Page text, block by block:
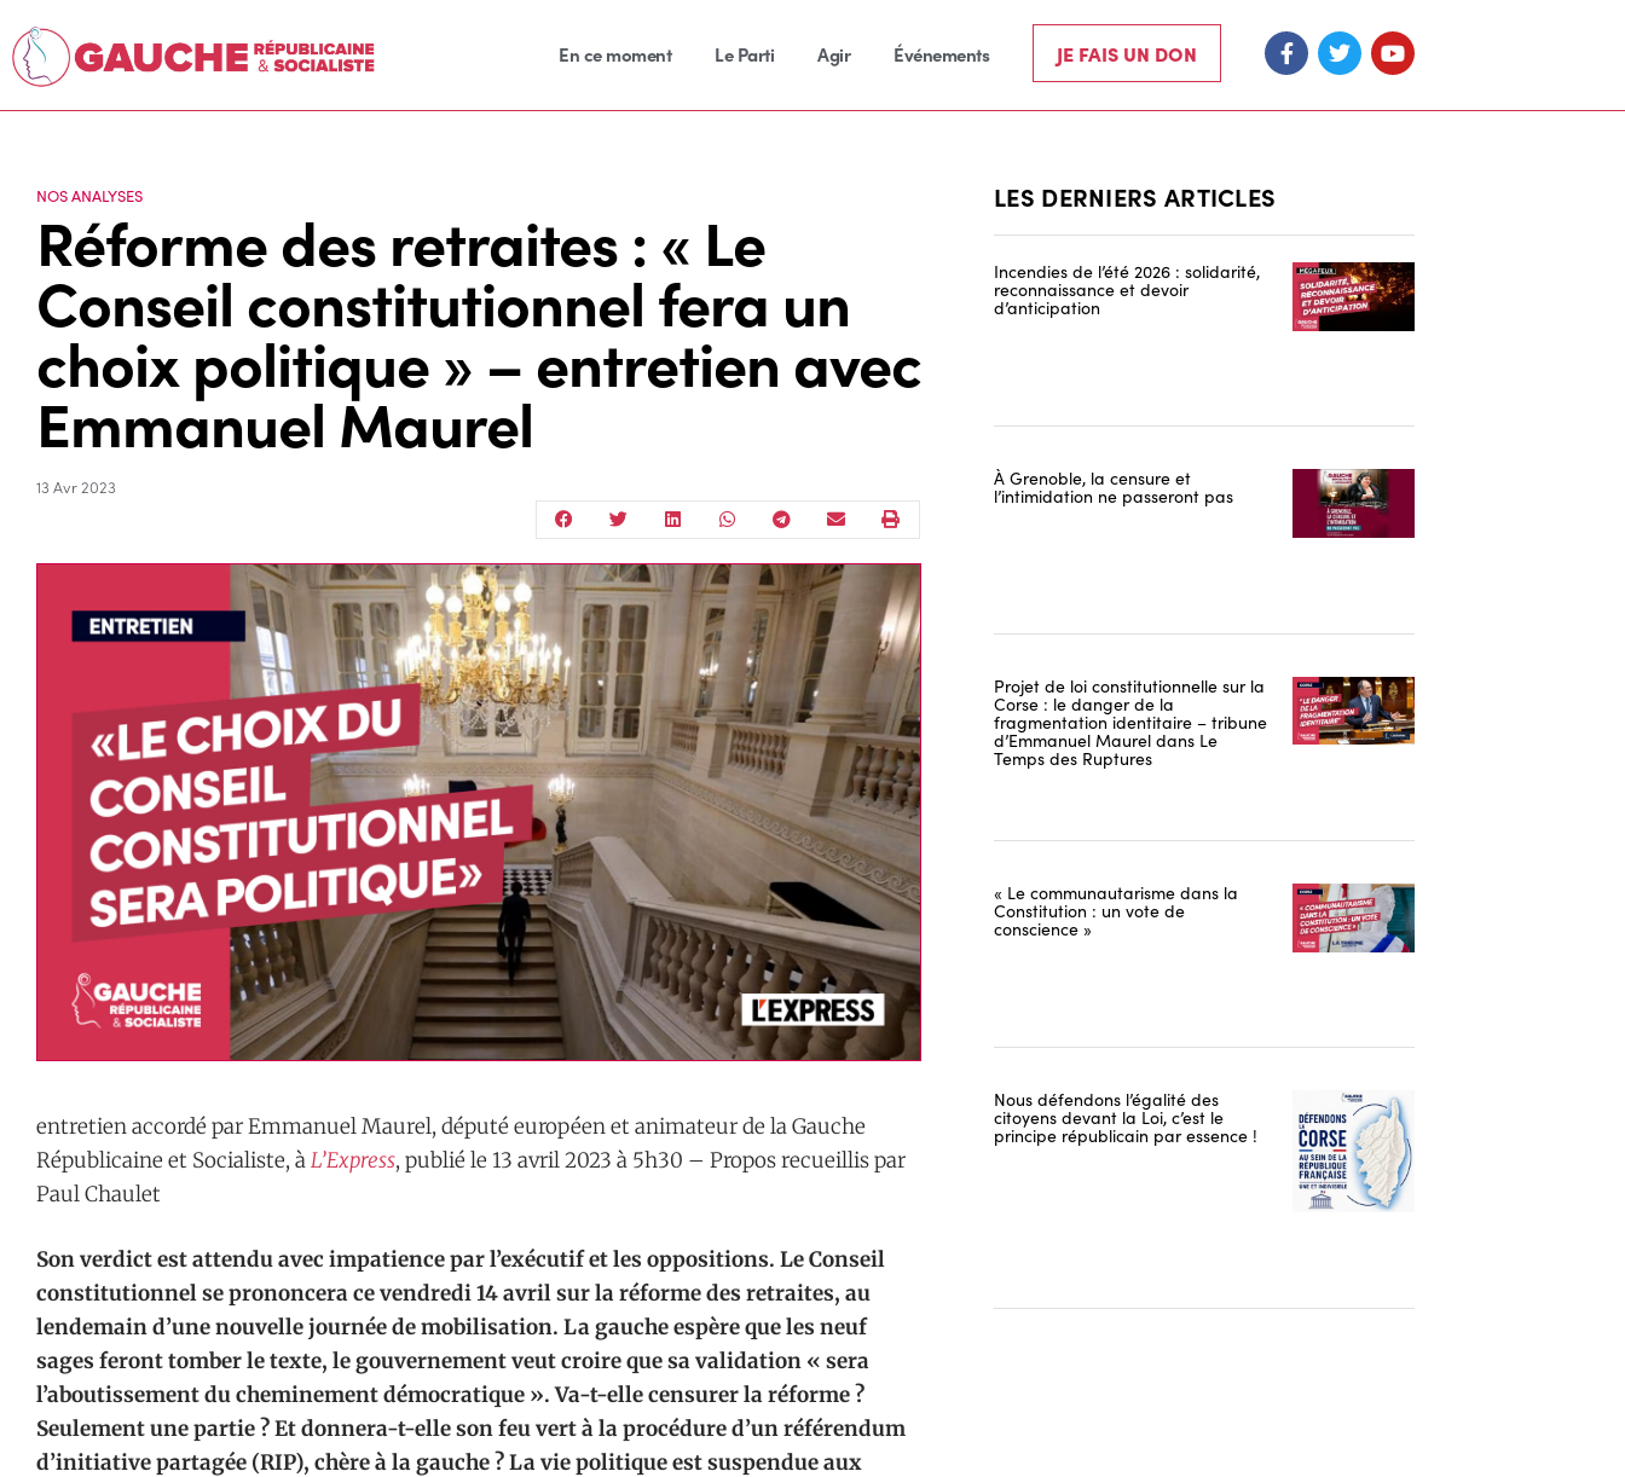
En ce moment Le Parti Agir Événements JE FAIS UN DON
NOS ANALYSES
Réforme des retraites : « Le
Conseil constitutionnel fera un
choix politique » – entretien avec
Emmanuel Maurel
13 Avr 2023
entretien accordé par Emmanuel Maurel, député européen et animateur de la Gauche
Républicaine et Socialiste, àL’Express, publié le 13 avril 2023 à 5h30 – Propos recueillis par
Paul Chaulet
Son verdict est attendu avec impatience par l’exécutif et les oppositions. Le Conseil
constitutionnel se prononcera ce vendredi 14 avril sur la réforme des retraites, au
lendemain d’une nouvelle journée de mobilisation. La gauche espère que les neuf
sages feront tomber le texte, le gouvernement veut croire que sa validation « sera
l’aboutissement du cheminement démocratique ». Va-t-elle censurer la réforme ?
Seulement une partie ? Et donnera-t-elle son feu vert à la procédure d’un référendum
d’initiative partagée (RIP), chère à la gauche ? La vie politique est suspendue aux
LES DERNIERS ARTICLES
Incendies de l’été 2026 : solidarité,
reconnaissance et devoir
d’anticipation
À Grenoble, la censure et
l’intimidation ne passeront pas
Projet de loi constitutionnelle sur la
Corse : le danger de la
fragmentation identitaire – tribune
d’Emmanuel Maurel dans Le
Temps des Ruptures
« Le communautarisme dans la
Constitution : un vote de
conscience »
Nous défendons l’égalité des
citoyens devant la Loi, c’est le
principe républicain par essence !